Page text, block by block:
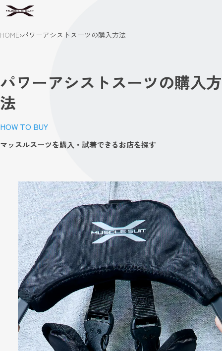
HOME›パワーアシストスーツの購入方法
パワーアシストスーツの購入方
法
HOW TO BUY
マッスルスーツを購入・試着できるお店を探す